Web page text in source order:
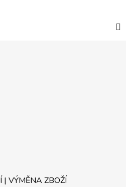
| VÝMĚNA ZBOŽÍ